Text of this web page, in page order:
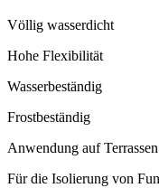
Völlig wasserdicht
Hohe Flexibilität
Wasserbeständig
Frostbeständig
Anwendung auf
Für die Isolierung von